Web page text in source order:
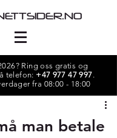
Ring oss gratis og
telefon: +47 977 47 997.
fra 08:00 - 18:00
man betale